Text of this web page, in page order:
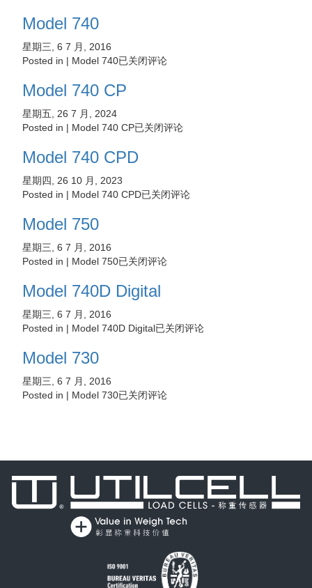
Model 740
星期三, 6 7 月, 2016
Posted in | Model 740已关闭评论
Model 740 CP
星期五, 26 7 月, 2024
Posted in | Model 740 CP已关闭评论
Model 740 CPD
星期四, 26 10 月, 2023
Posted in | Model 740 CPD已关闭评论
Model 750
星期三, 6 7 月, 2016
Posted in | Model 750已关闭评论
Model 740D Digital
星期三, 6 7 月, 2016
Posted in | Model 740D Digital已关闭评论
Model 730
星期三, 6 7 月, 2016
Posted in | Model 730已关闭评论